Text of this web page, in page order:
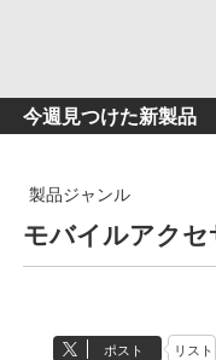
今週見つけた新製品
製品ジャンル
モバイルアク
ポスト リスト